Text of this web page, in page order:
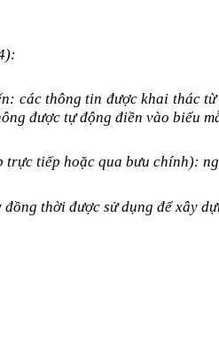
các thông tin được khai thác
được tự động điền vào biểu
trực tiếp hoặc qua bưu chính):
thời được sử dụng để xây